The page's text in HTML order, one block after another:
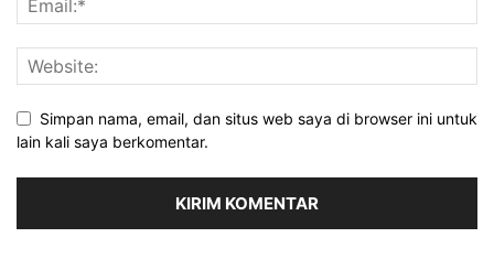
Simpan nama, email, dan situs web saya di browser ini untuk
lain kali saya berkomentar.